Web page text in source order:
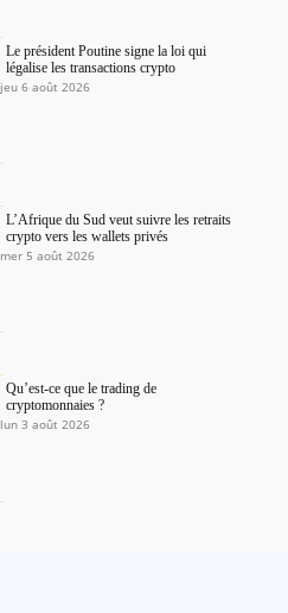
Le président Poutine signe la loi qui
légalise les transactions crypto
jeu 6 août 2026
L’Afrique du Sud veut suivre les retraits
crypto vers les wallets privés
mer 5 août 2026
Qu’est-ce que le trading de
cryptomonnaies ?
lun 3 août 2026